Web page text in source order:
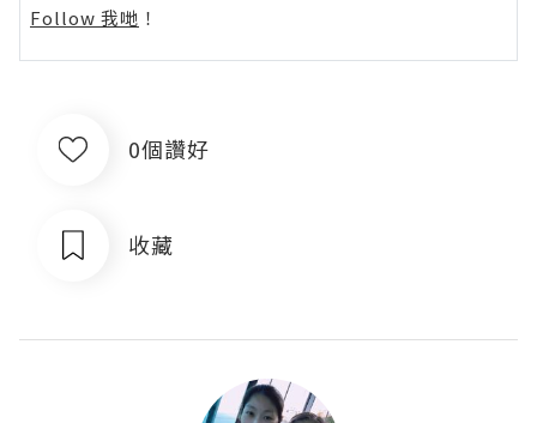
Follow 我哋 ！
0個讚好
收藏